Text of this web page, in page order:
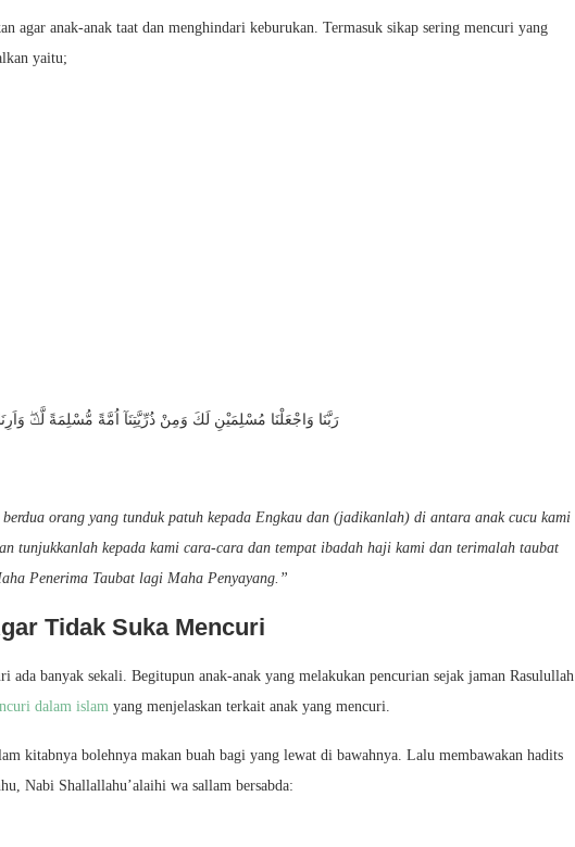
agar anak-anak taat dan menghindari keburukan. Termasuk sikap sering mencuri yang
yaitu;
رَبَّنَا وَاجْعَلْنَا مُسْلِمَيْنِ لَكَ وَمِنْ ذُرِّيَّتِنَآ اُمَّةً مُّسْلِمَةً لَّكَۖ
orang yang tunduk patuh kepada Engkau dan (jadikanlah) di antara anak cucu kami
tunjukkanlah kepada kami cara-cara dan tempat ibadah haji kami dan terimalah taubat
Penerima Taubat lagi Maha Penyayang.”
Tidak Suka Mencuri
ada banyak sekali. Begitupun anak-anak yang melakukan pencurian sejak jaman Rasulullah
dalam islam yang menjelaskan terkait anak yang mencuri.
kitabnya bolehnya makan buah bagi yang lewat di bawahnya. Lalu membawakan hadits
Nabi Shallallahu’alaihi wa sallam bersabda: